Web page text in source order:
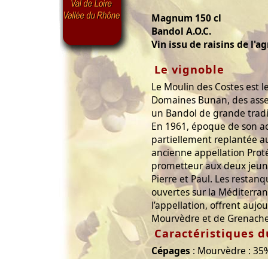
Magnum 150 cl
Bandol A.O.C.
Vin issu de raisins de
Le vignoble
Le Moulin des Costes est
Domaines Bunan, des
un Bandol de grande
En 1961, époque de son
partiellement replantée
ancienne appellation
prometteur aux deux
Pierre et Paul. Les
ouvertes sur la
l’appellation, offrent
Mourvèdre et de
Caractéristiques
Cépages : Mourvèdre :